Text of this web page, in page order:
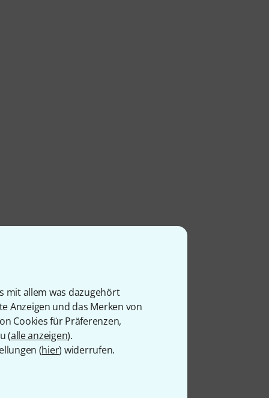
mit allem was dazugehört
Anzeigen und das Merken von
Cookies für Präferenzen,
(alle anzeigen).
(hier) widerrufen.
Co.